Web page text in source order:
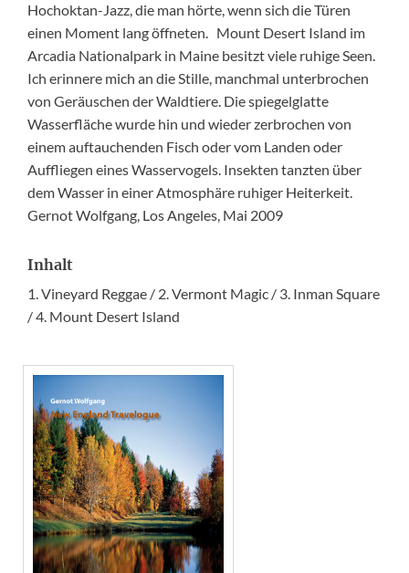
Hochoktan-Jazz, die man hörte, wenn sich die Türen
einen Moment lang öffneten. Mount Desert Island im
Arcadia Nationalpark in Maine besitzt viele ruhige Seen.
Ich erinnere mich an die Stille, manchmal unterbrochen
von Geräuschen der Waldtiere. Die spiegelglatte
Wasserfläche wurde hin und wieder zerbrochen von
einem auftauchenden Fisch oder vom Landen oder
Auffliegen eines Wasservogels. Insekten tanzten über
dem Wasser in einer Atmosphäre ruhiger Heiterkeit.
Gernot Wolfgang, Los Angeles, Mai 2009
Inhalt
1. Vineyard Reggae / 2. Vermont Magic / 3. Inman Square
/ 4. Mount Desert Island